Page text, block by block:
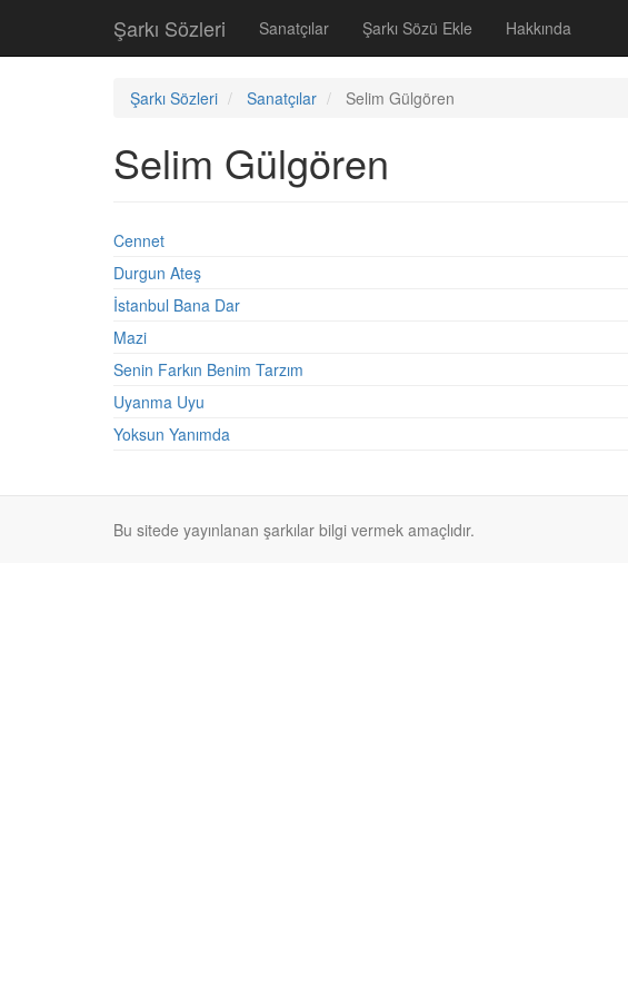
Şarkı Sözleri Sanatçılar Şarkı Sözü Ekle Hakkında
Şarkı Sözleri Sanatçılar Selim Gülgören
Selim Gülgören
Cennet
Durgun Ateş
İstanbul Bana Dar
Mazi
Senin Farkın Benim Tarzım
Uyanma Uyu
Yoksun Yanımda
Bu sitede yayınlanan şarkılar bilgi vermek amaçlıdır.